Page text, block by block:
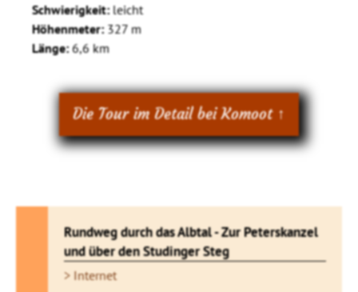
Schwierigkeit:leicht
Höhenmeter:327 m
Länge:6,6 km
Die Tour im Detail bei Komoot ↑
Rundweg durch das Albtal - Zur Peterskanzel
und über den Studinger Steg
> Internet